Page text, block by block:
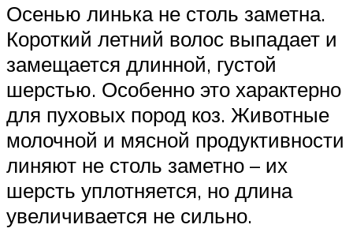
Осенью линька не столь заметна.
Короткий летний волос выпадает и
замещается длинной, густой
шерстью. Особенно это характерно
для пуховых пород коз. Животные
молочной и мясной продуктивности
линяют не столь заметно – их
шерсть уплотняется, но длина
увеличивается не сильно.